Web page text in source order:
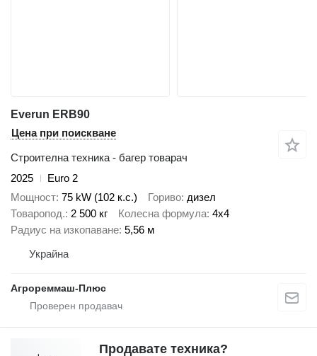
Everun ERB90
Цена при поискване
Строителна техника - багер товарач
2025
Euro 2
Мощност 75 kW (102 к.с.) Гориво дизел
Товаропод. 2 500 кг Колесна формула 4x4
Радиус на изкопаване 5,56 м
Украйна
Агрореммаш-Плюс
Продавате техника?